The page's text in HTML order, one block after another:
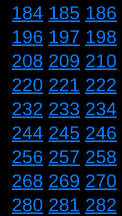
184 185 186
196 197 198
208 209 210
220 221 222
232 233 234
244 245 246
256 257 258
268 269 270
280 281 282